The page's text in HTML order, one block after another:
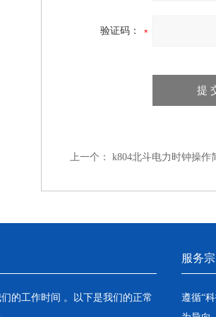
验证码：
上一个： k804北斗电力时钟操作
的工作时间 。以下是我们的正常
服务
遵循“